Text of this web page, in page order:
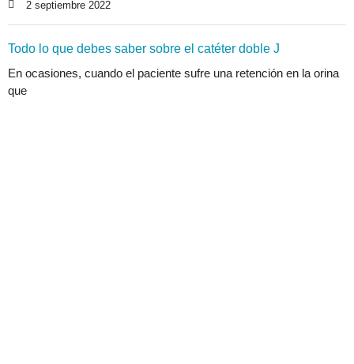
2 septiembre 2022
Todo lo que debes saber sobre el catéter doble J
En ocasiones, cuando el paciente sufre una retención en la orina
que